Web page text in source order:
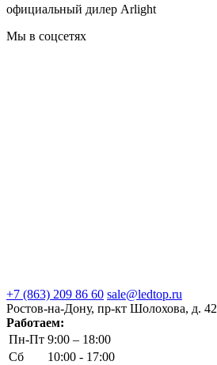
официальный дилер Arlight
Мы в соцсетях
+7 (863) 209 86 60 sale@ledtop.ru
Ростов-на-Дону, пр-кт Шолохова, д. 42
Работаем:
Пн-Пт 9:00 – 18:00
Сб
10:00 - 17:00